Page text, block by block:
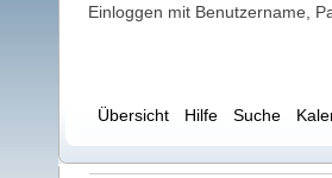
Einloggen mit Benutzername,
Übersicht Hilfe Suche